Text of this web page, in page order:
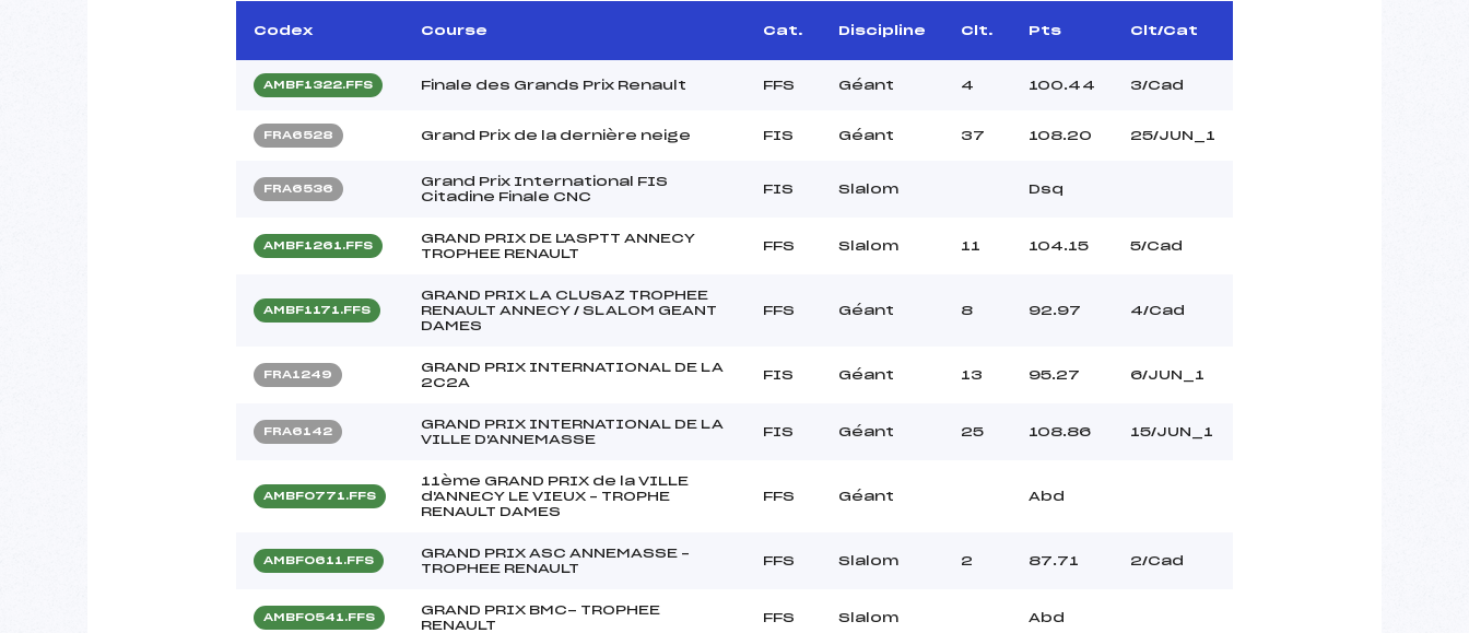
Codex Course Cat. Discipline Clt. Pts Clt/Cat
AMBF1322.FFS Finale des Grands Prix Renault FFS Géant 4 100.44 3/Cad
FRA6528 Grand Prix de la dernière neige FIS Géant 37 108.20 25/JUN_1
FRA6536
Grand Prix International FIS
Citadine Finale CNC
FIS Slalom Dsq
AMBF1261.FFS
GRAND PRIX DE L'ASPTT ANNECY
TROPHEE RENAULT
FFS Slalom 11 104.15 5/Cad
AMBF1171.FFS
GRAND PRIX LA CLUSAZ TROPHEE
RENAULT ANNECY / SLALOM GEANT
DAMES
FFS Géant 8 92.97 4/Cad
FRA1249
GRAND PRIX INTERNATIONAL DE LA
2C2A
FIS Géant 13 95.27 6/JUN_1
FRA6142
GRAND PRIX INTERNATIONAL DE LA
VILLE D'ANNEMASSE
FIS Géant 25 108.86 15/JUN_1
AMBF0771.FFS
11ème GRAND PRIX de la VILLE
d'ANNECY LE VIEUX – TROPHE
RENAULT DAMES
FFS Géant Abd
AMBF0611.FFS
GRAND PRIX ASC ANNEMASSE –
TROPHEE RENAULT
FFS Slalom 2 87.71 2/Cad
AMBF0541.FFS
GRAND PRIX BMC- TROPHEE
RENAULT
FFS Slalom Abd